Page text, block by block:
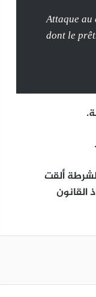
Attaque au
dont le
ألقت
القانون